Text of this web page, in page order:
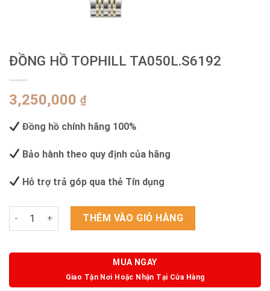
ĐỒNG HỒ TOPHILL TA050L.S6192
3,250,000 ₫
Đồng hồ chính hãng 100%
Bảo hành theo quy định của hãng
Hỗ trợ trả góp qua thẻ Tín dụng
ĐỒNG HỒ TOPHILL TA050L.S6192 số lượng
THÊM VÀO GIỎ HÀNG
MUA NGAY
Giao Tận Nơi Hoặc Nhận Tại Cửa Hàng